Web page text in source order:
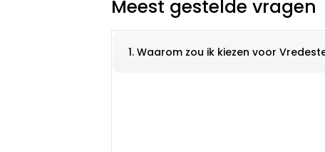
Meest gestelde vragen
1. Waarom zou ik kiezen voor